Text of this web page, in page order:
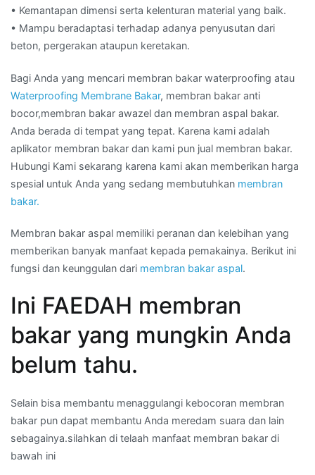
• Kemantapan dimensi serta kelenturan material yang baik.
• Mampu beradaptasi terhadap adanya penyusutan dari
beton, pergerakan ataupun keretakan.
Bagi Anda yang mencari membran bakar waterproofing atau
Waterproofing Membrane Bakar, membran bakar anti
bocor,membran bakar awazel dan membran aspal bakar.
Anda berada di tempat yang tepat. Karena kami adalah
aplikator membran bakar dan kami pun jual membran bakar.
Hubungi Kami sekarang karena kami akan memberikan harga
spesial untuk Anda yang sedang membutuhkan membran
bakar.
Membran bakar aspal memiliki peranan dan kelebihan yang
memberikan banyak manfaat kepada pemakainya. Berikut ini
fungsi dan keunggulan dari membran bakar aspal.
Ini FAEDAH membran
bakar yang mungkin Anda
belum tahu.
Selain bisa membantu menaggulangi kebocoran membran
bakar pun dapat membantu Anda meredam suara dan lain
sebagainya.silahkan di telaah manfaat membran bakar di
bawah ini